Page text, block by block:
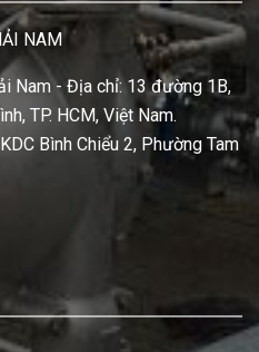
NAM
Nam - Địa chỉ: 13 đường 1B,
TP. HCM, Việt Nam.
Bình Chiểu 2, Phường Tam